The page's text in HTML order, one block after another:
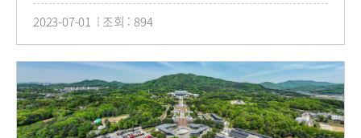
2023-07-01 조회 : 894